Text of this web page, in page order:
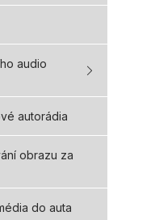
audio
autorádia
obrazu za
do auta